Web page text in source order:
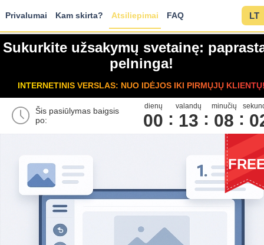
Privalumai Kam skirta? Atsiliepimai FAQ LT
Sukurkite užsakymų svetainę:
pelninga!
INTERNETINIS VERSLAS: NUO IDĖJOS IKI PIRMŲJŲ
Šis pasiūlymas baigsis
po:
dienų
00
valandų
13
minučių
08 0